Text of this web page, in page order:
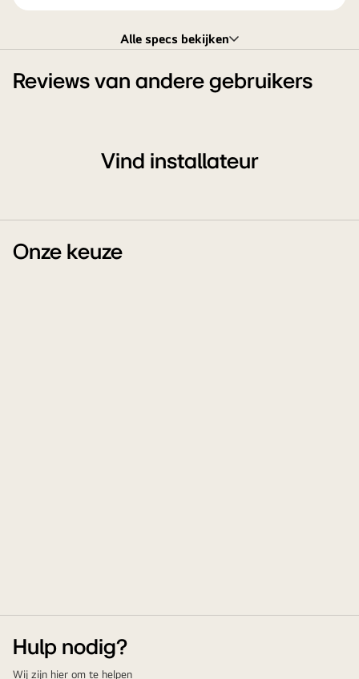
Alle specs bekijken
Reviews van andere gebruikers
Vind installateur
Onze keuze
Hulp nodig?
Wij zijn hier om te helpen